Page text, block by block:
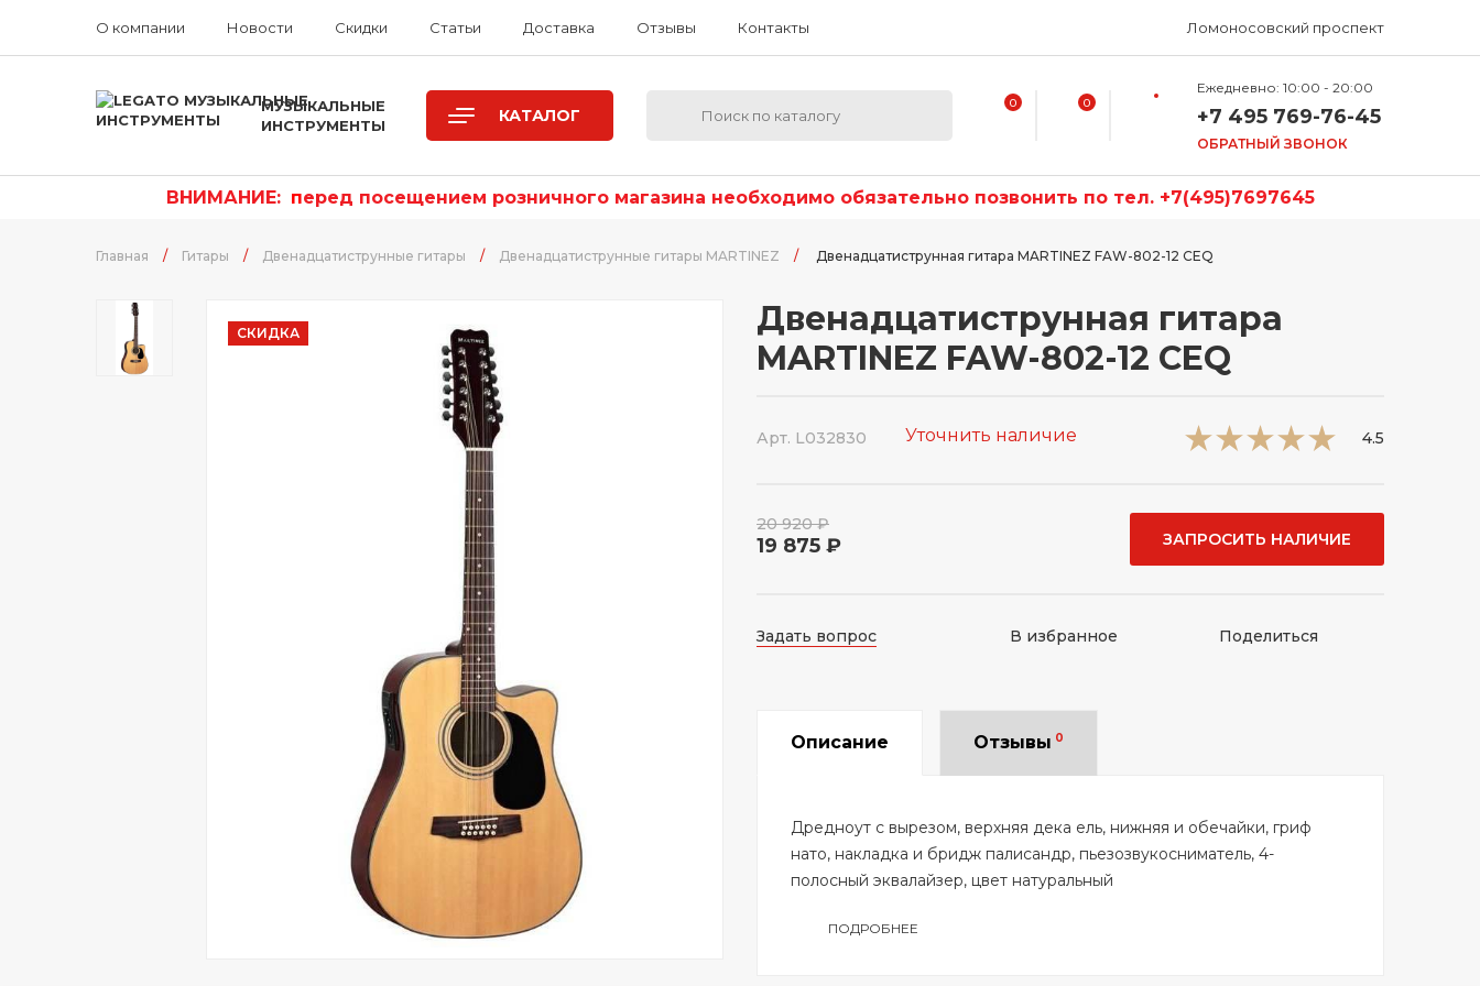
О компании Новости Скидки Статьи Доставка Отзывы Контакты Ломоносовский проспект
МУЗЫКАЛЬНЫЕ
ИНСТРУМЕНТЫ
КАТАЛОГ
0 0
Ежедневно: 10:00 - 20:00
+7 495 769-76-45
ОБРАТНЫЙ ЗВОНОК
ВНИМАНИЕ: перед посещением розничного магазина необходимо обязательно позвонить по тел. +7(495)7697645
Главная / Гитары / Двенадцатиструнные гитары / Двенадцатиструнные гитары MARTINEZ / Двенадцатиструнная гитара MARTINEZ FAW-802-12 CEQ
СКИДКА
Двенадцатиструнная гитара
MARTINEZ FAW-802-12 CEQ
Арт. L032830 Уточнить наличие 4.5
20 920 ₽
19 875 ₽ ЗАПРОСИТЬ НАЛИЧИЕ
Задать вопрос В избранное Поделиться
Описание Отзывы 0
Дредноут с вырезом, верхняя дека ель, нижняя и обечайки, гриф
нато, накладка и бридж палисандр, пьезозвукосниматель, 4-
полосный эквалайзер, цвет натуральный
ПОДРОБНЕЕ